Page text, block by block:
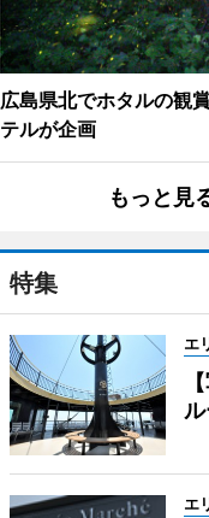
広島県北でホタルの観
テルが企画
もっと見
特集
エ
エ